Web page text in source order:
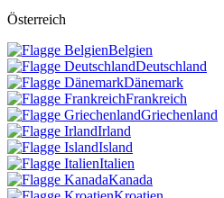
Österreich
Belgien
Deutschland
Dänemark
Frankreich
Griechenland
Irland
Island
Italien
Kanada